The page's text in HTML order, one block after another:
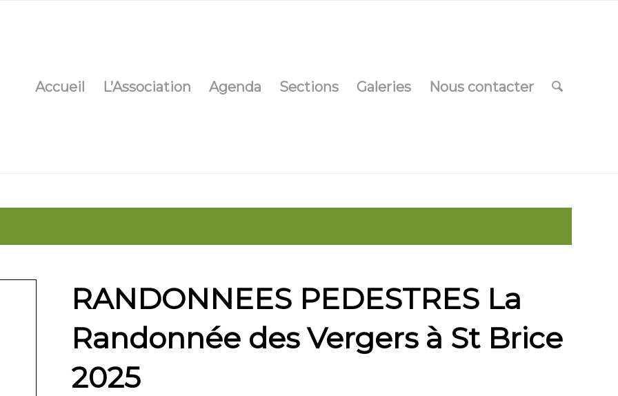
Accueil L’Association Agenda Sections Galeries Nous contacter
RANDONNEES PEDESTRES La
Randonnée des Vergers à St Brice
2025